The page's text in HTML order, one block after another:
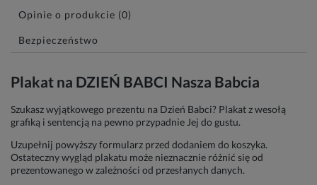
Opinie o produkcie (0)
Bezpieczeństwo
Plakat na DZIEŃ BABCI Nasza Babcia
Szukasz wyjątkowego prezentu na Dzień Babci? Plakat z wesołą
grafiką i sentencją na pewno przypadnie Jej do gustu.
Uzupełnij powyższy formularz przed dodaniem do koszyka.
Ostateczny wygląd plakatu może nieznacznie różnić się od
prezentowanego w zależności od przesłanych danych.